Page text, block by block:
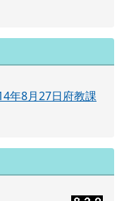
年8月27日府教課